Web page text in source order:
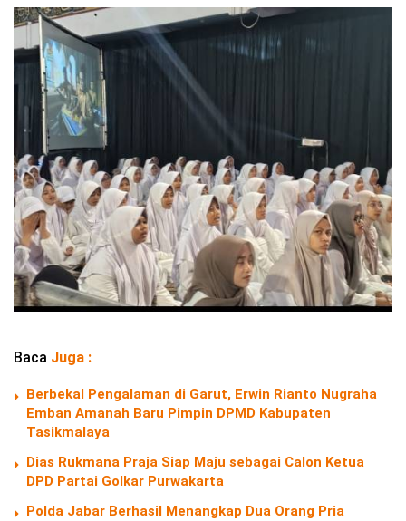
Baca Juga :
Berbekal Pengalaman di Garut, Erwin Rianto Nugraha
Emban Amanah Baru Pimpin DPMD Kabupaten
Tasikmalaya
Dias Rukmana Praja Siap Maju sebagai Calon Ketua
DPD Partai Golkar Purwakarta
Polda Jabar Berhasil Menangkap Dua Orang Pria